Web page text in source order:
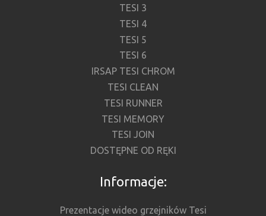
TESI 3
TESI 4
TESI 5
TESI 6
IRSAP TESI CHROM
TESI CLEAN
TESI RUNNER
TESI MEMORY
TESI JOIN
DOSTĘPNE OD RĘKI
Informacje:
Prezentacje wideo grzejników Tesi